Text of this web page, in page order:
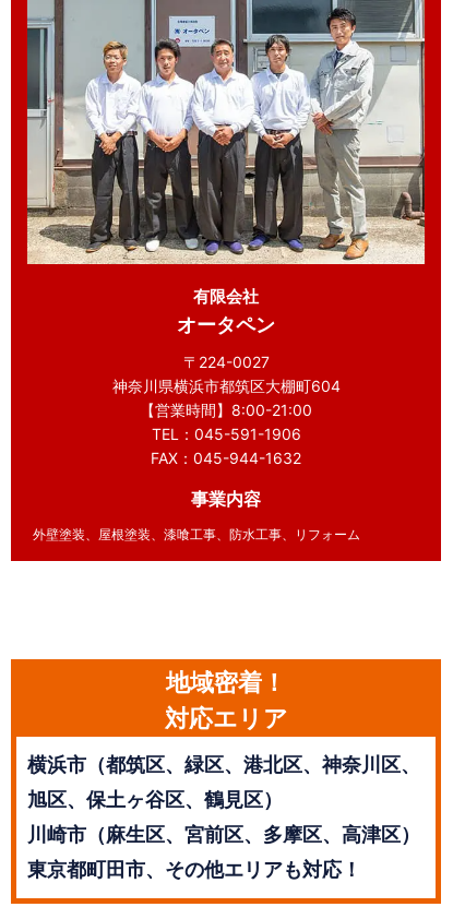
有限会社
オータペン
〒224-0027
神奈川県横浜市都筑区大棚町604
【営業時間】8:00-21:00
TEL：045-591-1906
FAX：045-944-1632
事業内容
外壁塗装、屋根塗装、漆喰工事、防水工事、リフォーム
地域密着！
対応エリア
横浜市（都筑区、緑区、港北区、神奈川区、
旭区、保土ヶ谷区、鶴見区）
川崎市（麻生区、宮前区、多摩区、高津区）
東京都町田市、その他エリアも対応！